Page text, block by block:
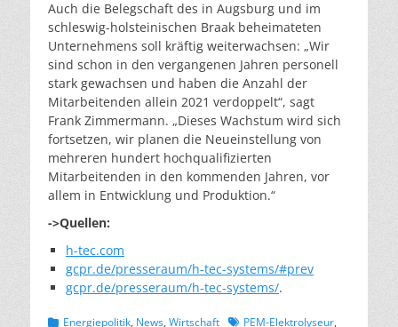
Auch die Belegschaft des in Augsburg und im
schleswig-holsteinischen Braak beheimateten
Unternehmens soll kräftig weiterwachsen: „Wir
sind schon in den vergangenen Jahren personell
stark gewachsen und haben die Anzahl der
Mitarbeitenden allein 2021 verdoppelt“, sagt
Frank Zimmermann. „Dieses Wachstum wird sich
fortsetzen, wir planen die Neueinstellung von
mehreren hundert hochqualifizierten
Mitarbeitenden in den kommenden Jahren, vor
allem in Entwicklung und Produktion.“
->Quellen:
h-tec.com
gcpr.de/presseraum/h-tec-systems/#prev
gcpr.de/presseraum/h-tec-systems/.
Kategorien
Energiepolitik, News, Wirtschaft Schlagworte
PEM-Elektrolyseur,